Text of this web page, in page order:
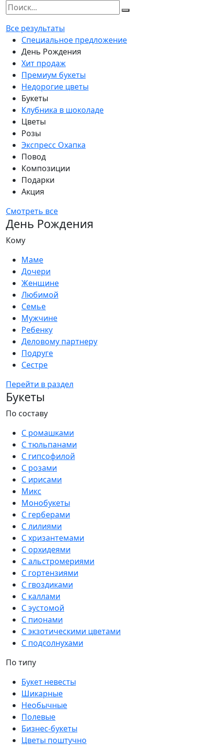
Все результаты
Специальное предложение
День Рождения
Хит продаж
Премиум букеты
Недорогие цветы
Букеты
Клубника в шоколаде
Цветы
Розы
Экспресс Охапка
Повод
Композиции
Подарки
Акция
Смотреть все
День Рождения
Кому
Маме
Дочери
Женщине
Любимой
Семье
Мужчине
Ребенку
Деловому партнеру
Подруге
Сестре
Перейти в раздел
Букеты
По составу
С ромашками
С тюльпанами
С гипсофилой
С розами
С ирисами
Микс
Монобукеты
С герберами
С лилиями
С хризантемами
С орхидеями
С альстромериями
С гортензиями
С гвоздиками
С каллами
С эустомой
С пионами
С экзотическими цветами
С подсолнухами
По типу
Букет невесты
Шикарные
Необычные
Полевые
Бизнес-букеты
Цветы поштучно